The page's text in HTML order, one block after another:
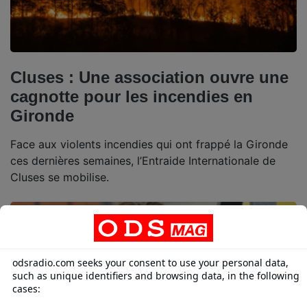
Cluses : Une association ouvre une
cagnotte pour les incendies en
Gironde
Face aux violents incendies qui ont frappé la Gironde
ces dernières semaines, l’Entraide Internationale de
Cluses se mobilise.